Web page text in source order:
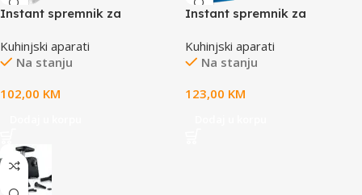
Instant spremnik za
AWP2980/10
Kuhinjski aparati
Na stanju
102,00 KM
Instant spremnik za
AWP2980/10 (3 filtera u
pakovanju)
Kuhinjski aparati
Na stanju
123,00 KM